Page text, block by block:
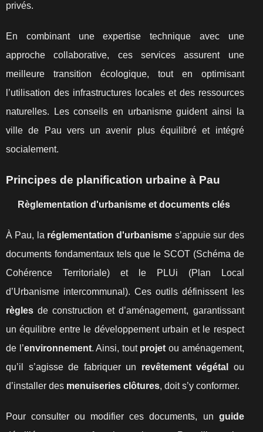
privés.
En combinant une expertise technique avec une
approche collaborative, ces services assurent une
meilleure transition écologique, tout en optimisant
l’utilisation des infrastructures locales et des ressources
naturelles. Les conseils en urbanisme guident ainsi la
ville de Pau vers un avenir plus équilibré et intégré
socialement.
Principes de planification urbaine à Pau
Règlementation d'urbanisme et documents clés
À Pau, la réglementation d'urbanisme s’appuie sur des
documents fondamentaux tels que le SCOT (Schéma de
Cohérence Territoriale) et le PLUi (Plan Local
d’Urbanisme intercommunal). Ces outils définissent les
règles de construction et d’aménagement, garantissant
un équilibre entre le développement urbain et le respect
de l’environnement. Ainsi, tout projet ou aménagement,
qu’il s’agisse de fabriquer un revêtement végétal
ou
d’installer des menuiseries clôtures, doit s’y conformer.
Pour consulter ou modifier ces documents, un guide